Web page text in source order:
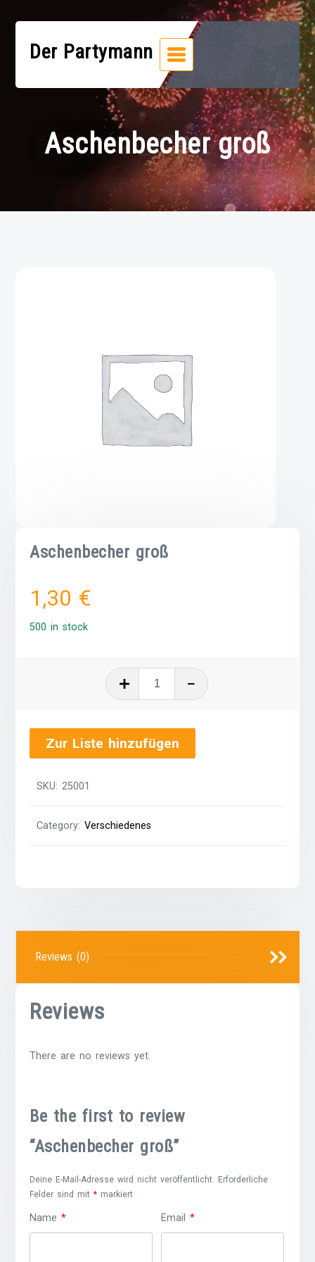
Inhalt
springenDer Partymann
Aschenbecher groß
Aschenbecher groß
1,30 €
500 in stock
Aschenbecher
Zur Liste hinzufügen
SKU:25001
Category:Verschiedenes
Reviews (0)
Reviews
There are no reviews yet.
Be the first to review
“Aschenbecher groß”
Deine E-Mail-Adresse wird nicht veröffentlicht.
Erforderliche
Felder sind mit* markiert
Name* Email*